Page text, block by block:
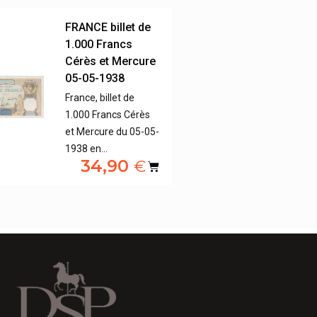
FRANCE billet de
1.000 Francs
Cérès et Mercure
05-05-1938
France, billet de
1.000 Francs Cérès
et Mercure du 05-05-
1938 en…
34,90 €